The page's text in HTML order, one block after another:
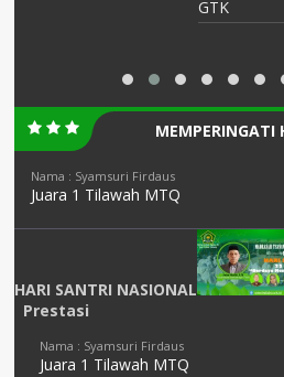
GTK
MEMPERINGATI
Nama : Syamsuri Firdaus
Juara 1 Tilawah MTQ
HARI SANTRI NASIONAL
Prestasi
Nama : Syamsuri Firdaus
Juara 1 Tilawah MTQ